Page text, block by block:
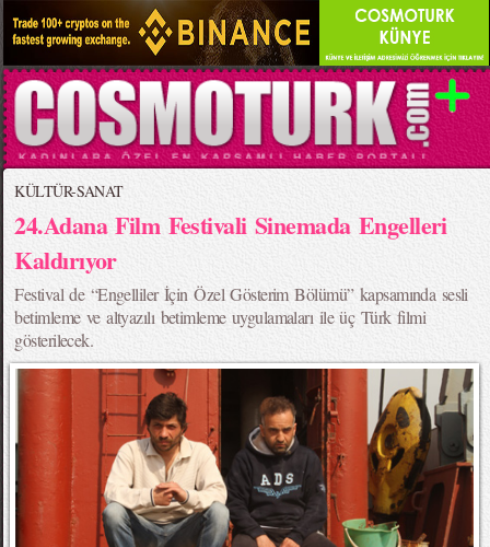
KÜLTÜR-SANAT
24.Adana Film Festivali Sinemada Engelleri
Kaldırıyor
Festival de “Engelliler İçin Özel Gösterim Bölümü” kapsamında sesli
betimleme ve altyazılı betimleme uygulamaları ile üç Türk filmi
gösterilecek.